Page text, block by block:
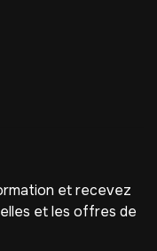
et recevez
et les offres de